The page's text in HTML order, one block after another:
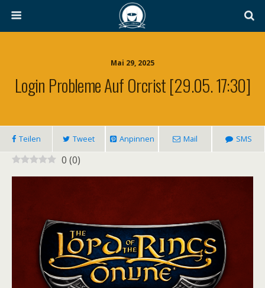
Mai 29, 2025
Login Probleme Auf Orcrist [29.05. 17:30]
Teilen Tweet Anpinnen Mail SMS
0 (0)